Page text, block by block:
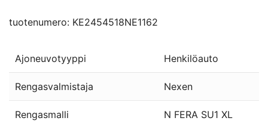
tuotenumero: KE2454518NE1162
Ajoneuvotyyppi Henkilöauto
Rengasvalmistaja Nexen
Rengasmalli N FERA SU1 XL